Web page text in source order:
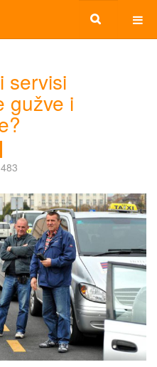
servisi
gužve i